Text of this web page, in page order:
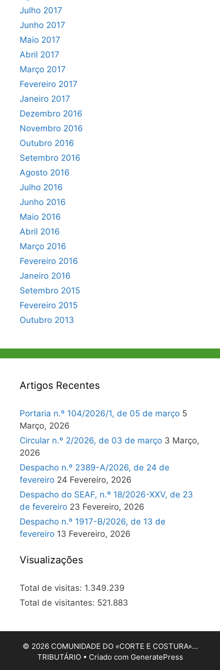
Julho 2017
Junho 2017
Maio 2017
Abril 2017
Março 2017
Fevereiro 2017
Janeiro 2017
Dezembro 2016
Novembro 2016
Outubro 2016
Setembro 2016
Agosto 2016
Julho 2016
Junho 2016
Maio 2016
Abril 2016
Março 2016
Fevereiro 2016
Janeiro 2016
Setembro 2015
Fevereiro 2015
Outubro 2013
Artigos Recentes
Portaria n.º 104/2026/1, de 05 de março 5
Março, 2026
Circular n.º 2/2026, de 03 de março 3 Março,
2026
Despacho n.º 2389-A/2026, de 24 de
fevereiro 24 Fevereiro, 2026
Despacho do SEAF, n.º 18/2026-XXV, de 23
de fevereiro 23 Fevereiro, 2026
Despacho n.º 1917-B/2026, de 13 de
fevereiro 13 Fevereiro, 2026
Visualizações
Total de visitas: 1.349.239
Total de visitantes: 521.883
© 2026 COMUNIDADE DO «CORTE E COSTURA»…
TRIBUTÁRIO• Criado com GeneratePress